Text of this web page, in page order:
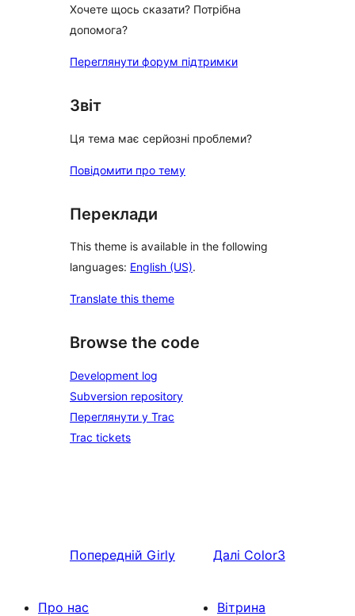
Хочете щось сказати? Потрібна
допомога?
Переглянути форум підтримки
Звіт
Ця тема має серйозні проблеми?
Повідомити про тему
Переклади
This theme is available in the following
languages: English (US).
Translate this theme
Browse the code
Development log
Subversion repository
Переглянути у Trac
Trac tickets
Попередній Girly Далі Color3
Про нас
Вітрина